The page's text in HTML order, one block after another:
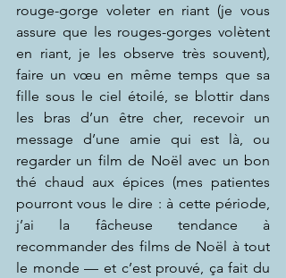
rouge-gorge voleter en riant (je vous
assure que les rouges-gorges volètent
en riant, je les observe très souvent),
faire un vœu en même temps que sa
fille sous le ciel étoilé, se blottir dans
les bras d’un être cher, recevoir un
message d’une amie qui est là, ou
regarder un film de Noël avec un bon
thé chaud aux épices (mes patientes
pourront vous le dire : à cette période,
j’ai la fâcheuse tendance à
recommander des films de Noël à tout
le monde — et c’est prouvé, ça fait du